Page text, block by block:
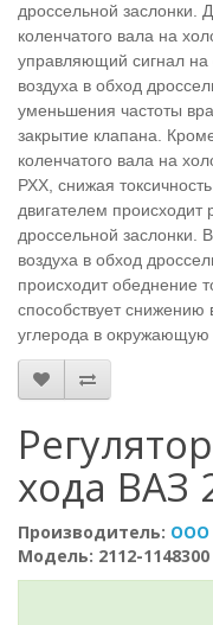
дроссельной заслонки.
коленчатого вала на
управляющий сигнал на
воздуха в обход
уменьшения частоты
закрытие клапана.
коленчатого вала на
РХХ, снижая
двигателем происходит
дроссельной заслонки.
воздуха в обход
происходит обеднение
способствует снижению
углерода в окружающую
хода ВАЗ
Производитель: ООО
Модель: 2112-1148300